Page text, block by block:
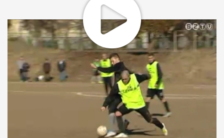
Szombaton remek időben, jól előkészített pályán játszotta le
utolsó gyakorló mérkőzését a tavaszi szezonra készülő
Haladás Sopron Bank. A zöld-fehérek a harmadik vonalban
szereplő Haladás II-vel csaptak össze és nyertek 3:1-re. A
találkozó szünetében Artner Tamás vezetőedző komplett
sort cserélt, így valamennyi hadrafogható játékosának
felkészültségéről képet kaphatott. Az mindenképpen
örömteli, hogy a csatárok kezdik megtalálni góllövőcipőjüket:
különösen Vujovics mozgott bíztatóan a kapu előtt.